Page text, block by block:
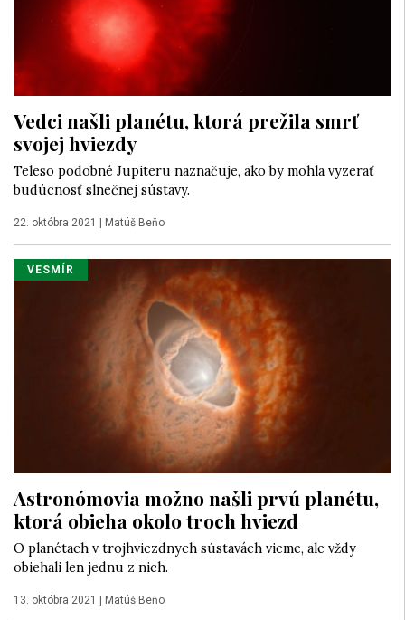
Vedci našli planétu, ktorá prežila smrť
svojej hviezdy
Teleso podobné Jupiteru naznačuje, ako by mohla vyzerať
budúcnosť slnečnej sústavy.
22. októbra 2021 Matúš Beňo
VESMÍR
Astronómovia možno našli prvú planétu,
ktorá obieha okolo troch hviezd
O planétach v trojhviezdnych sústavách vieme, ale vždy
obiehali len jednu z nich.
13. októbra 2021 | Matúš Beňo